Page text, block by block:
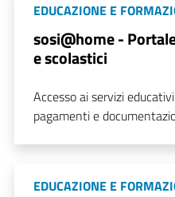
EDUCAZIONE E
sosi@home -
e scolastici
Accesso ai servizi
pagamenti e
EDUCAZIONE E